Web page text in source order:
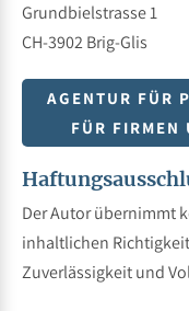
Grundbielstrasse 1
CH-3902 Brig-Glis
AGENTUR FÜR
FÜR FIRMEN
Der Autor übernimmt
inhaltlichen
Zuverlässigkeit und